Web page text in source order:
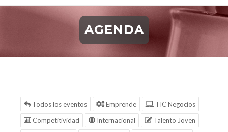
AGENDA
Todos los eventos Emprende
TIC Negocios
Competitividad
Internacional
Talento Joven